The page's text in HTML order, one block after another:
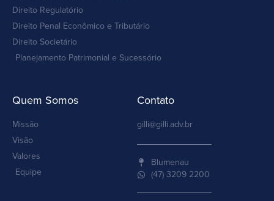
Direito Regulatório
Direito Penal Econômico e Tributário
Direito Societário
Planejamento Patrimonial e Sucessório
Quem Somos
Missão
Visão
Valores
Equipe
Contato
gilli@gilli.adv.br
Blumenau
(47) 3209 2200